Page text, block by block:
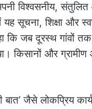
विश्वसनीय, संतुलित
सूचना, शिक्षा और
कि जब दूरस्थ गांवों
किसानों और
बात’ जैसे लोकप्रिय